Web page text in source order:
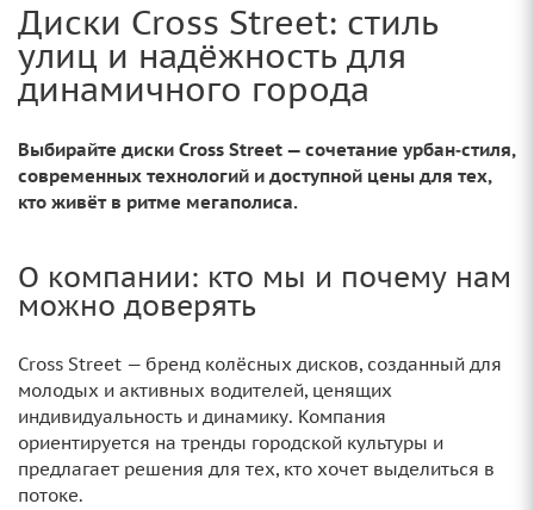
Диски Cross Street: стиль
улиц и надёжность для
динамичного города
Выбирайте диски Cross Street — сочетание урбан‑стиля,
современных технологий и доступной цены для тех,
кто живёт в ритме мегаполиса.
О компании: кто мы и почему нам
можно доверять
Cross Street — бренд колёсных дисков, созданный для
молодых и активных водителей, ценящих
индивидуальность и динамику. Компания
ориентируется на тренды городской культуры и
предлагает решения для тех, кто хочет выделиться в
потоке.